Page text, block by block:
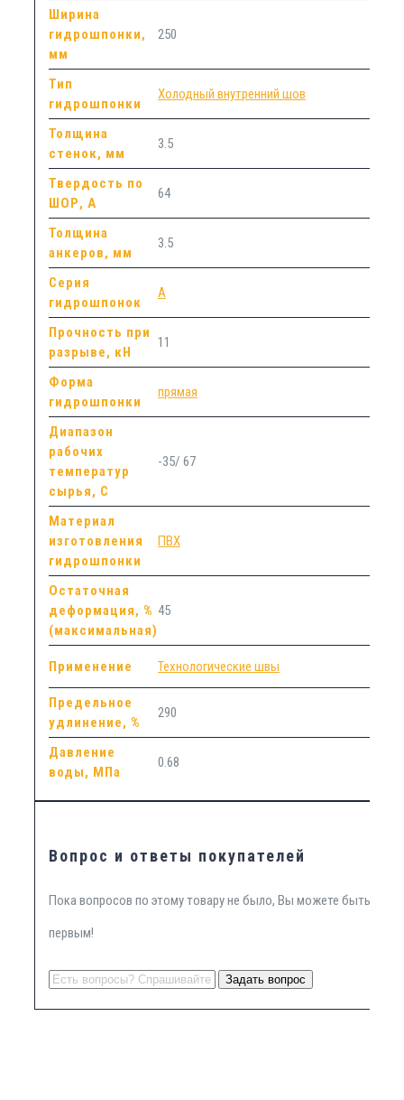
Ширина
гидрошпонки,
мм
250
Тип
гидрошпонки
Холодный внутренний шов
Толщина
стенок, мм
3.5
Твердость по
ШОР, А
64
Толщина
анкеров, мм
3.5
Серия
гидрошпонок
А
Прочность при
разрыве, кН
11
Форма
гидрошпонки
прямая
Диапазон
рабочих
температур
сырья, С
-35/ 67
Материал
изготовления
гидрошпонки
ПВХ
Остаточная
деформация, %
(максимальная)
45
Применение Технологические швы
Предельное
удлинение, %
290
Давление
воды, МПа
0.68
Вопрос и ответы покупателей
Пока вопросов по этому товару не было, Вы можете быть
первым!